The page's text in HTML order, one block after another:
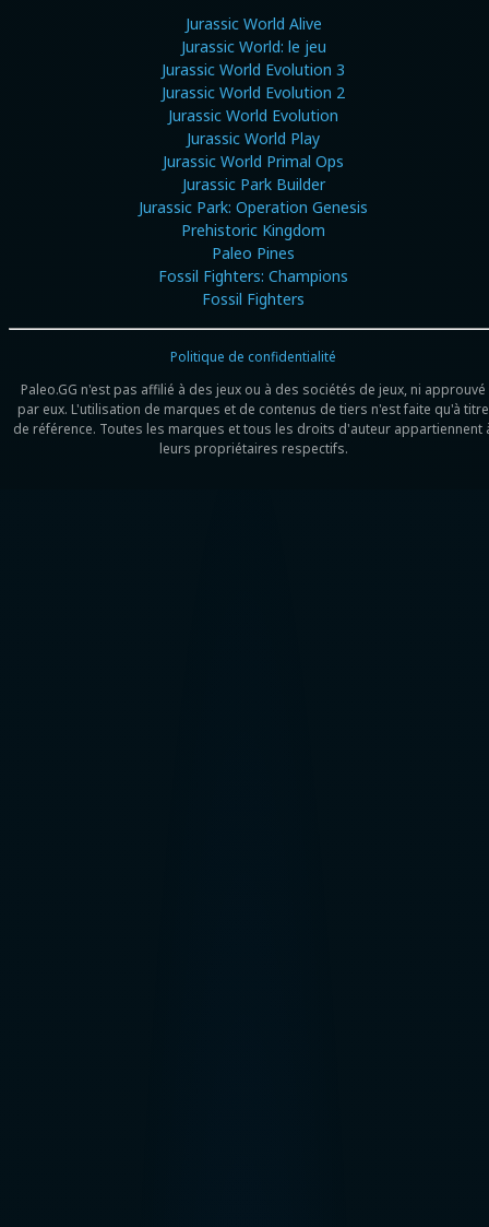
Jurassic World Alive
Jurassic World: le jeu
Jurassic World Evolution 3
Jurassic World Evolution 2
Jurassic World Evolution
Jurassic World Play
Jurassic World Primal Ops
Jurassic Park Builder
Jurassic Park: Operation Genesis
Prehistoric Kingdom
Paleo Pines
Fossil Fighters: Champions
Fossil Fighters
Paleo.GG n'est pas affilié à des jeux ou à des sociétés de jeux, ni approuvé
par eux. L'utilisation de marques et de contenus de tiers n'est faite qu'à titre
de référence. Toutes les marques et tous les droits d'auteur appartiennent
leurs propriétaires respectifs.
Politique de confidentialité